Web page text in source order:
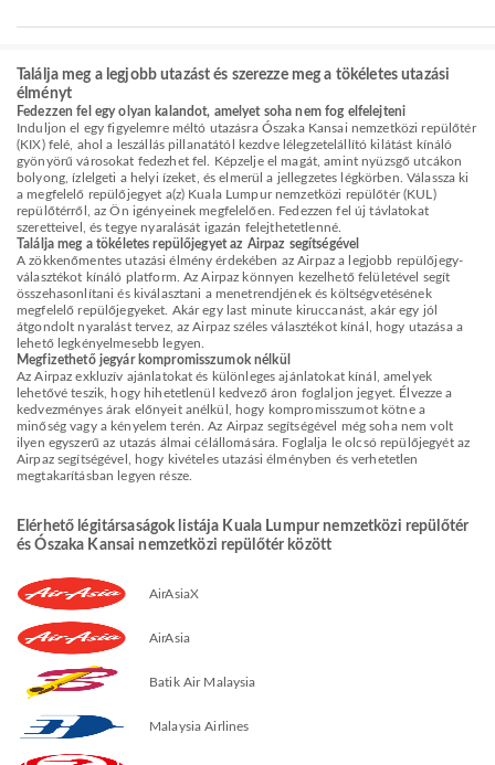
Találja meg a legjobb utazást és szerezze meg a tökéletes utazási
élményt
Fedezzen fel egy olyan kalandot, amelyet soha nem fog elfelejteni
Induljon el egy figyelemre méltó utazásra Ószaka Kansai nemzetközi repülőtér
(KIX) felé, ahol a leszállás pillanatától kezdve lélegzetelállító kilátást kínáló
gyönyörű városokat fedezhet fel. Képzelje el magát, amint nyüzsgő utcákon
bolyong, ízlelgeti a helyi ízeket, és elmerül a jellegzetes légkörben. Válassza ki
a megfelelő repülőjegyet a(z) Kuala Lumpur nemzetközi repülőtér (KUL)
repülőtérről, az Ön igényeinek megfelelően. Fedezzen fel új távlatokat
szeretteivel, és tegye nyaralását igazán felejthetetlenné.
Találja meg a tökéletes repülőjegyet az Airpaz segítségével
A zökkenőmentes utazási élmény érdekében az Airpaz a legjobb repülőjegy-
választékot kínáló platform. Az Airpaz könnyen kezelhető felületével segít
összehasonlítani és kiválasztani a menetrendjének és költségvetésének
megfelelő repülőjegyeket. Akár egy last minute kiruccanást, akár egy jól
átgondolt nyaralást tervez, az Airpaz széles választékot kínál, hogy utazása a
lehető legkényelmesebb legyen.
Megfizethető jegyár kompromisszumok nélkül
Az Airpaz exkluzív ajánlatokat és különleges ajánlatokat kínál, amelyek
lehetővé teszik, hogy hihetetlenül kedvező áron foglaljon jegyet. Élvezze a
kedvezményes árak előnyeit anélkül, hogy kompromisszumot kötne a
minőség vagy a kényelem terén. Az Airpaz segítségével még soha nem volt
ilyen egyszerű az utazás álmai célállomására. Foglalja le olcsó repülőjegyét az
Airpaz segítségével, hogy kivételes utazási élményben és verhetetlen
megtakarításban legyen része.
Elérhető légitársaságok listája Kuala Lumpur nemzetközi repülőtér
és Ószaka Kansai nemzetközi repülőtér között
AirAsiaX
AirAsia
Batik Air Malaysia
Malaysia Airlines